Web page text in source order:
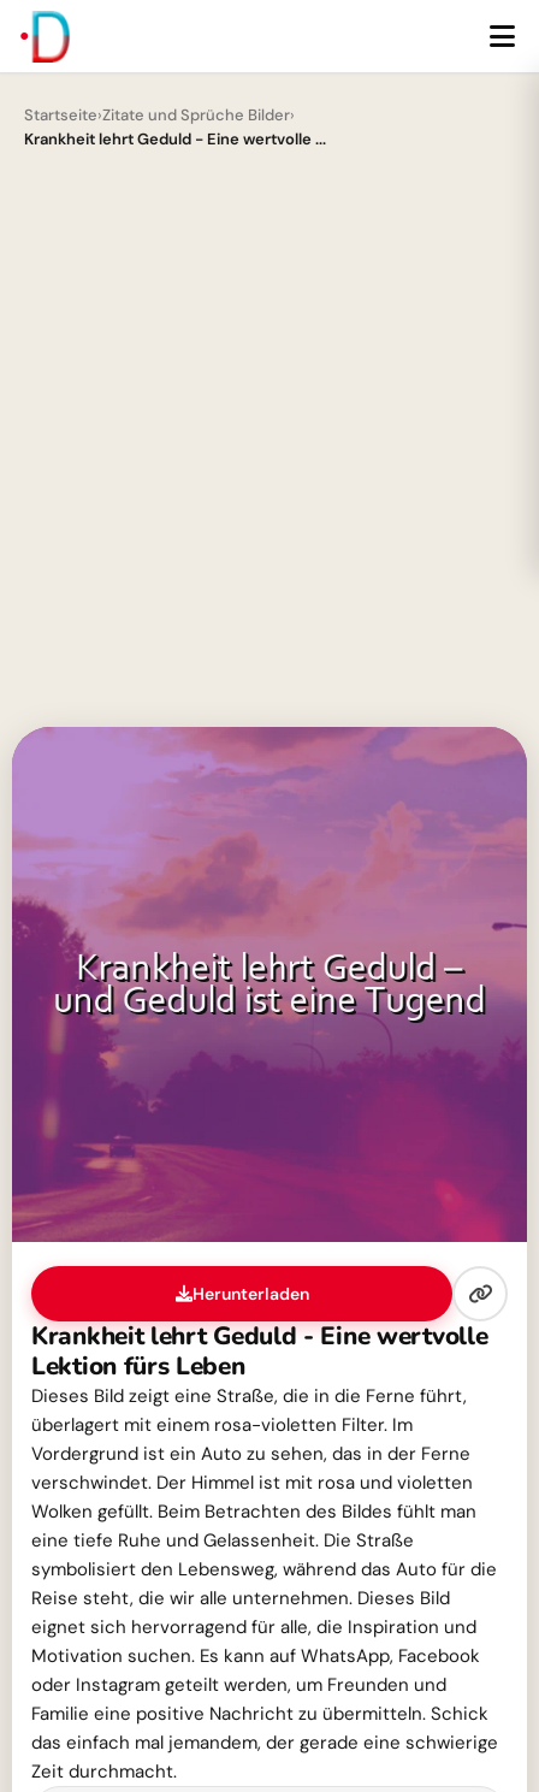
Startseite›Zitate und Sprüche Bilder›
Krankheit lehrt Geduld - Eine wertvolle ...
Herunterladen
Krankheit lehrt Geduld - Eine wertvolle
Lektion fürs Leben
Dieses Bild zeigt eine Straße, die in die Ferne führt,
überlagert mit einem rosa-violetten Filter. Im
Vordergrund ist ein Auto zu sehen, das in der Ferne
verschwindet. Der Himmel ist mit rosa und violetten
Wolken gefüllt. Beim Betrachten des Bildes fühlt man
eine tiefe Ruhe und Gelassenheit. Die Straße
symbolisiert den Lebensweg, während das Auto für die
Reise steht, die wir alle unternehmen. Dieses Bild
eignet sich hervorragend für alle, die Inspiration und
Motivation suchen. Es kann auf WhatsApp, Facebook
oder Instagram geteilt werden, um Freunden und
Familie eine positive Nachricht zu übermitteln. Schick
das einfach mal jemandem, der gerade eine schwierige
Zeit durchmacht.